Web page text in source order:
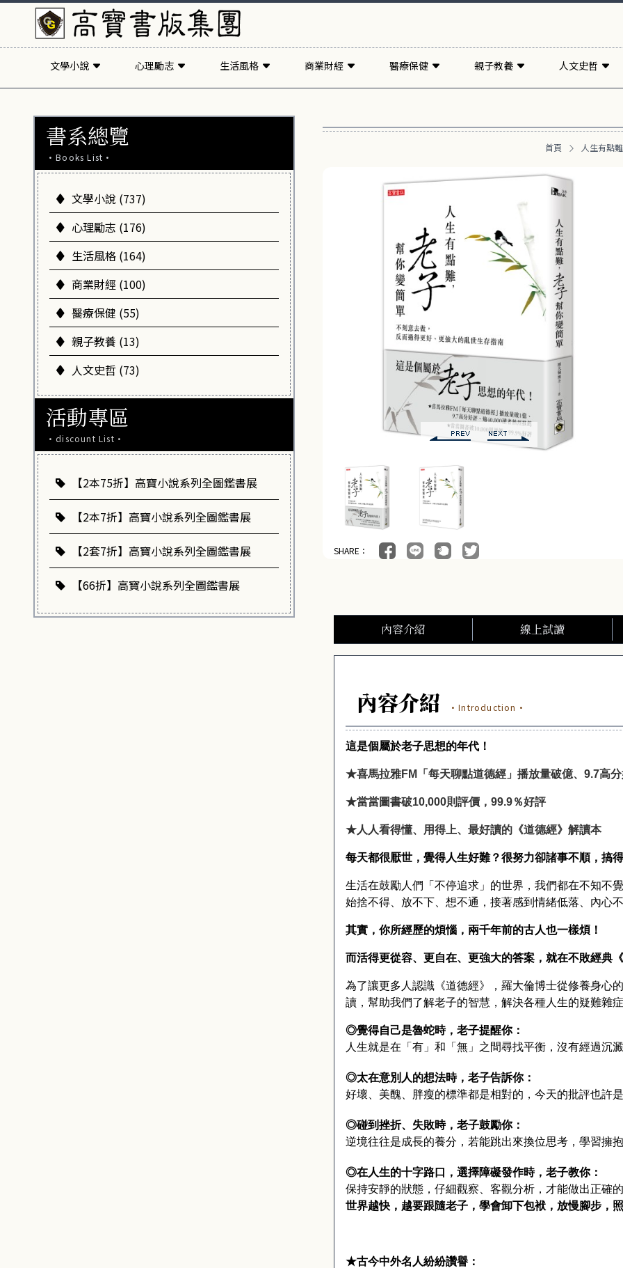
文學小說 心理勵志 生活風格 商業財經 醫療保健 親子教養 人文史哲
書系總覽
·Books List·
文學小說 (737)
心理勵志 (176)
生活風格 (164)
商業財經 (100)
醫療保健 (55)
親子教養 (13)
人文史哲 (73)
活動專區
·discount List·
【2本75折】高寶小說系列全圖鑑書展
【2本7折】高寶小說系列全圖鑑書展
【2套7折】高寶小說系列全圖鑑書展
【66折】高寶小說系列全圖鑑書展
首頁 人生有點
SHARE：
內容介紹 線上試讀
內容介紹 ·Introduction·
這是個屬於老子思想的年代！
★喜馬拉雅FM 「每天聊點道德經」播放量破億、 9.7高
★當當圖書破10,000則評價， 99.9％好評
★人人看得懂、用得上、最好讀的《道德經》解讀本
每天都很厭世，覺得人生好難？很努力卻諸事不順，搞
生活在鼓勵人們「不停追求」的世界，我們都在不知不
始捨不得、放不下、想不通，接著感到情緒低落、內心
其實，你所經歷的煩惱，兩千年前的古人也一樣煩！
而活得更從容、更自在、更強大的答案，就在不敗經典《
為了讓更多人認識《道德經》，羅大倫博士從修養身心
讀，幫助我們了解老子的智慧，解決各種人生的疑難雜
◎覺得自己是魯蛇時，老子提醒你：
人生就是在「有」和「無」之間尋找平衡，沒有經過沉
◎太在意別人的想法時，老子告訴你：
好壞、美醜、胖瘦的標準都是相對的，今天的批評也許
◎碰到挫折、失敗時，老子鼓勵你：
逆境往往是成長的養分，若能跳出來換位思考，學習擁
◎在人生的十字路口， 選擇障礙發作時，老子教你：
保持安靜的狀態，仔細觀察、客觀分析，才能做出正確
世界越快，越要跟隨老子，學會卸下包袱，放慢腳步，
★古今中外名人紛紛讚譽：